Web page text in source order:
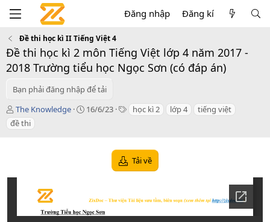
Đăng nhập Đăng kí
Đề thi học kì II Tiếng Việt 4
Đề thi học kì 2 môn Tiếng Việt lớp 4 năm 2017 -
2018 Trường tiểu học Ngọc Sơn (có đáp án)
Bạn phải đăng nhập để tải
T
á
c
The Knowledge
C
t
16/6/23
T học kì 2 lớp 4
tiếng việt
đề thi
Tải về